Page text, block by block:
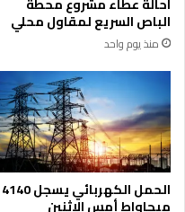
ف
ي
ا
ل
و
ي
د
ا
ء
ء
ا
ل
م
ا
ب
ل
ة
ا
ل
احالة عطاء مشروع محطة
الباص السريع لمقاول محلي
منذ يوم واحد
الحمل الكهربائي يسجل 4140
ميجاواط أمس الاثنين